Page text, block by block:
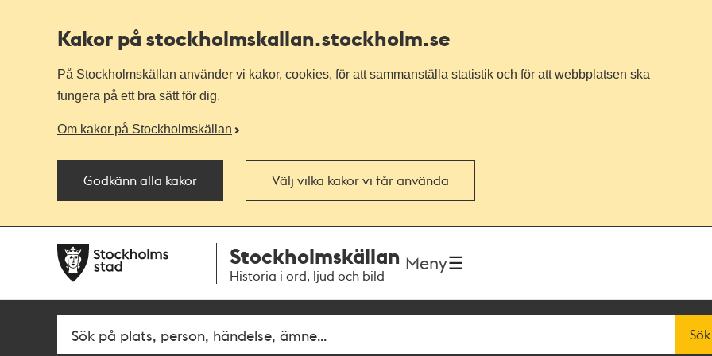
Kakor på stockholmskallan.stockholm.se
På Stockholmskällan använder vi kakor, cookies, för att sammanställa statistik och för att webbplatsen ska
fungera på ett bra sätt för dig.
Om kakor på Stockholmskällan
Godkänn alla kakor Välj vilka kakor vi får använda
navigationen
huvudinnehållet
Stockholmskällan
Historia i ord, ljud och bild
Meny
Fritextsök Sök